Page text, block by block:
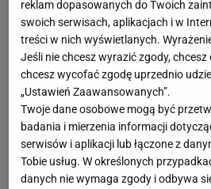
czerwonych barwach. Strzelił
zaliczył 24 asysty. W kadrze
2008 roku, przez lata
skrzydle. Filarem Polski, tyle że
czasy był też Glik, który
mecze. Obaj razem święcili w
sukces w XXI wieku, jakim
reklam dopasowanych do Twoich
swoich serwisach, aplikacjach i w
treści w nich wyświetlanych.
Jeśli nie chcesz wyrazić zgody,
chcesz wycofać zgodę uprzednio
„Ustawień Zaawansowanych”.
Twoje dane osobowe mogą być
badania i mierzenia informacji
serwisów i aplikacji lub łączone z
Tobie usług. W określonych
danych nie wymaga zgody i odbywa